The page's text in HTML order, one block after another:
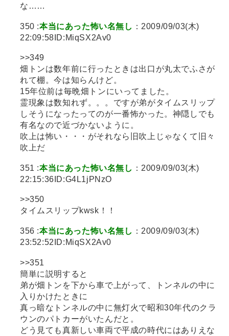
な……
350 :本当にあった怖い名無し ：2009/09/03(木)
22:09:58ID:MiqSX2Av0
>>349
畑トンは数年前に行ったときは出口が丸太でふさが
れて棚。今は知らんけど。
15年位前は毎晩畑トンにいってました。
霊現象は数知れず。。。ですが弟がタイムスリップ
しそうになったってのが一番怖かった。神隠しでも
有名なので近づかないように。
吹上は怖い・・・がそれなら旧吹上じゃなくて旧々
吹上だ
351 :本当にあった怖い名無し ：2009/09/03(木)
22:15:36ID:G4L1jPNzO
>>350
タイムスリップkwsk！！
356 :本当にあった怖い名無し ：2009/09/03(木)
23:52:52ID:MiqSX2Av0
>>351
簡単に説明すると
弟が畑トンを下から車で上がって、トンネルの中に
入りかけたときに
真っ暗なトンネルの中に無灯火で昭和30年代のクラ
ウンのパトカーがいたんだと。
どう見ても真新しい車両で平成の時代にはありえな